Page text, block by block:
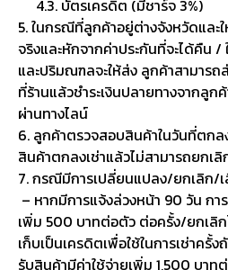
4.3. บัตรเครดิต (มีชาร์จ 3%)
5. ในกรณีที่ลูกค้าอยู่ต่างจังหวัดและ
จริงและหักจากค่าประกันที่จะได้คืน
และปริมณฑลจะให้ส่ง ลูกค้าสามารถ
ที่ร้านแล้วชำระเงินปลายทางจากลู
ผ่านทางไลน์
6. ลูกค้าตรวจสอบสินค้าในวันที่ตกล
สินค้าตกลงเช่าแล้วไม่สามารถยกเ
7. กรณีมีการเปลี่ยนแปลง/ยกเลิก/
– หากมีการแจ้งล่วงหน้า 90 วัน กา
เพิ่ม 500 บาทต่อตัว ต่อครั้ง/ยกเลิ
เก็บเป็นเครดิตเพื่อใช้ในการเช่าครั้
รับสินค้ามีค่าใช้จ่ายเพิ่ม 1,500 บา